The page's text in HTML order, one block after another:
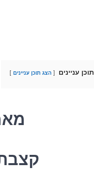
תוכן עניינים הצג תוכן עניינים